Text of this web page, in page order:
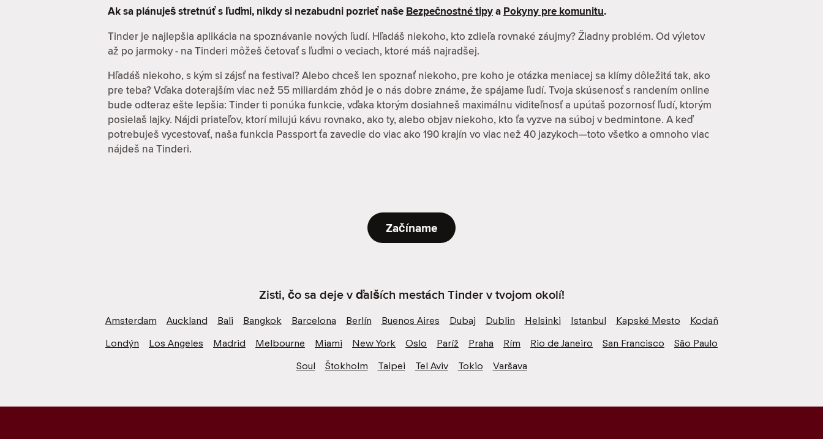
Ak sa plánuješ stretnúť s ľuďmi, nikdy si nezabudni pozrieť naše Bezpečnostné tipya Pokyny pre komunitu.
Tinder je najlepšia aplikácia na spoznávanie nových ľudí. Hľadáš niekoho, kto zdieľa rovnaké záujmy? Žiadny problém. Od výletov
až po jarmoky - na Tinderi môžeš četovať s ľuďmi o veciach, ktoré máš najradšej.
Hľadáš niekoho, s kým si zájsť na festival? Alebo chceš len spoznať niekoho, pre koho je otázka meniacej sa klímy dôležitá tak, ako
pre teba? Vďaka doterajším viac než 55 miliardám zhôd je o nás dobre známe, že spájame ľudí. Tvoja skúsenosť s randením online
bude odteraz ešte lepšia: Tinder ti ponúka funkcie, vďaka ktorým dosiahneš maximálnu viditeľnosť a upútaš pozornosť ľudí, ktorým
posielaš lajky. Nájdi priateľov, ktorí milujú kávu rovnako, ako ty, alebo objav niekoho, kto ťa vyzve na súboj v bedmintone. A keď
potrebuješ vycestovať, naša funkcia Passport ťa zavedie do viac ako 190 krajín vo viac než 40 jazykoch—toto všetko a omnoho viac
nájdeš na Tinderi.
Začíname
Zisti, čo sa deje v ďalších mestách Tinder v tvojom okolí!
Amsterdam Auckland Bali Bangkok Barcelona Berlín Buenos Aires Dubaj Dublin Helsinki Istanbul Kapské Mesto
Kodaň
Londýn
Los Angeles Madrid Melbourne Miami New York Oslo Paríž Praha Rím Rio de Janeiro San Francisco
São Paulo
Soul
Štokholm Taipei Tel Aviv Tokio Varšava